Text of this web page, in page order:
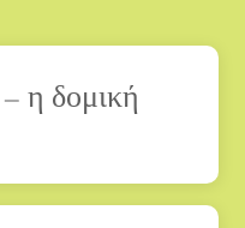
η δομική